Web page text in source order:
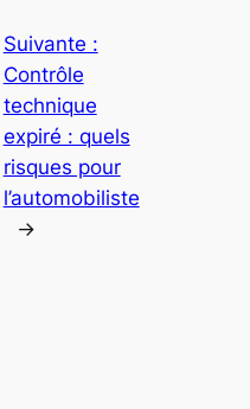
Suivante :
Contrôle
technique
expiré : quels
risques pour
l’automobiliste
→